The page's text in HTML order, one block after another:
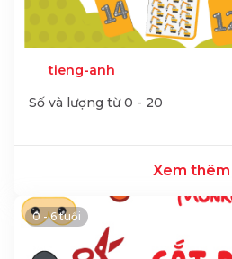
tieng-anh
Số và lượng từ 0 - 20
Xem thêm
0 - 6 tuổi